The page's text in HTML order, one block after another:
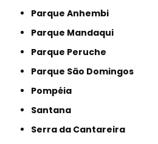
Parque Anhembi
Parque Mandaqui
Parque Peruche
Parque São Domingos
Pompéia
Santana
Serra da Cantareira